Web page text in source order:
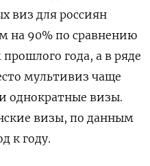
виз для россиян
на 90% по сравнению
года, а в ряде
мультивиз чаще
однократные визы.
визы, по данным
к году.